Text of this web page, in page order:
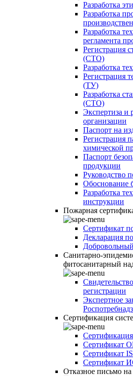
Разработка
Разработка
Разработка
регламента
Регистрация
(СТО)
Разработка
Регистрация
(ТУ)
Разработка
(СТО)
Экспертиза и
организации
Паспорт на
Регистрация
химической
Паспорт
продукции
Руководство
Обоснование
Разработка
инструкции
Пожарная
Сертификат
Декларация
Санитарно-
фитосанитарный
регистрации
Экспертное
Сертификация
Сертификат
Сертификат
Сертификат
Отказное письмо